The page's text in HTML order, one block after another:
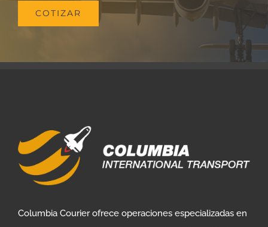
COTIZAR
Columbia Courier ofrece operaciones especializadas en